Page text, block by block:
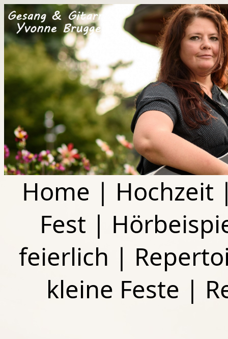
Home | Hochzeit
Fest |
feierlich |
kleine Feste |